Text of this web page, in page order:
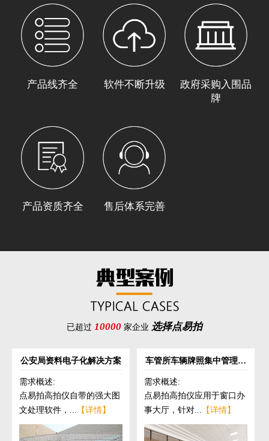
产品线齐全 软件不断升级
政府采购入围品
牌
产品资质齐全 售后体系完善
已超过 10000 家企业 选择点易拍
公安局资料电子化解决方案
需求概述:
点易拍高拍仪自带的强大图
文处理软件，... 【详情】
车管所车辆牌照集中管理解
需求概述:
点易拍高拍仪应用于窗口办
事大厅，针对... 【详情】